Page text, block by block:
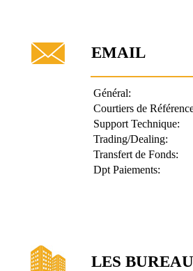
EMAIL
Général:
Courtiers de
Support Technique:
Trading/Dealing:
Transfert de Fonds:
Dpt Paiements:
LES